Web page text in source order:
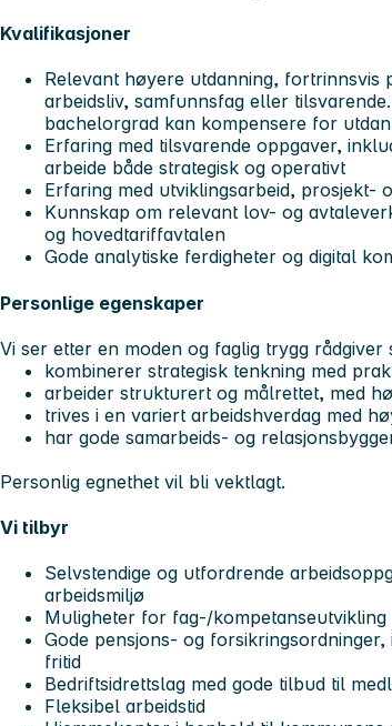
Kvalifikasjoner
Relevant høyere utdanning, fortrinnsvis
arbeidsliv, samfunnsfag eller
bachelorgrad kan kompensere for
Erfaring med tilsvarende oppgaver,
arbeide både strategisk og operativt
Erfaring med utviklingsarbeid, prosjekt-
Kunnskap om relevant lov- og
og hovedtariffavtalen
Gode analytiske ferdigheter og digital
Personlige egenskaper
Vi ser etter en moden og faglig trygg rådgiver
kombinerer strategisk tenkning med
arbeider strukturert og målrettet, med
trives i en variert arbeidshverdag med
har gode samarbeids- og
Personlig egnethet vil bli vektlagt.
Vi tilbyr
Selvstendige og utfordrende
arbeidsmiljø
Muligheter for fag-/kompetanseutvikling
Gode pensjons- og
fritid
Bedriftsidrettslag med gode tilbud til
Fleksibel arbeidstid